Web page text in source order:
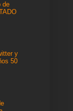
de
y
50